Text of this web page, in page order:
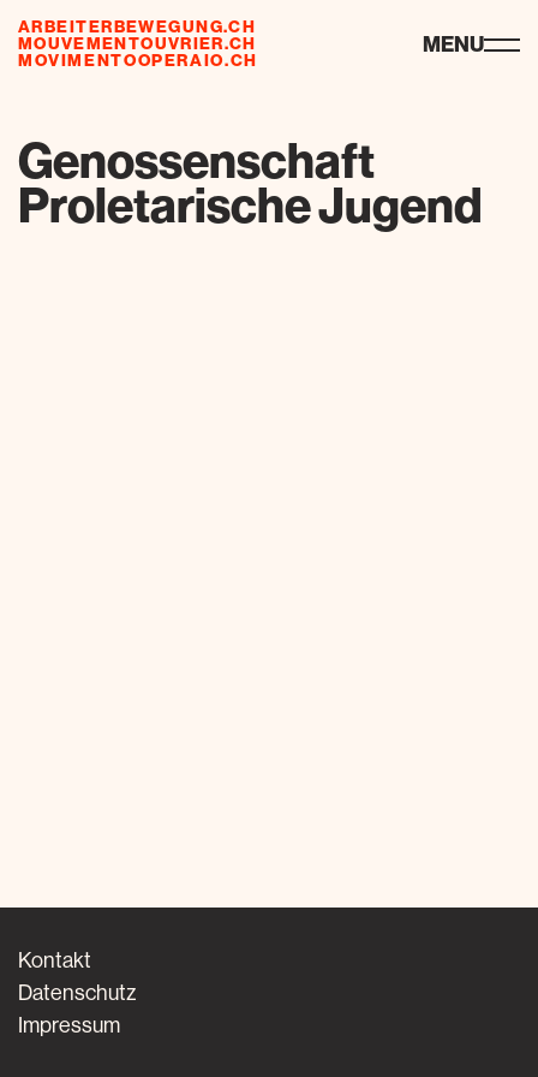
ARBEITERBEWEGUNG.CH
MOUVEMENTOUVRIER.CH
MOVIMENTOOPERAIO.CH
ressourcen MENU
Genossenschaft
Proletarische Jugend
Kontakt
Datenschutz
Impressum